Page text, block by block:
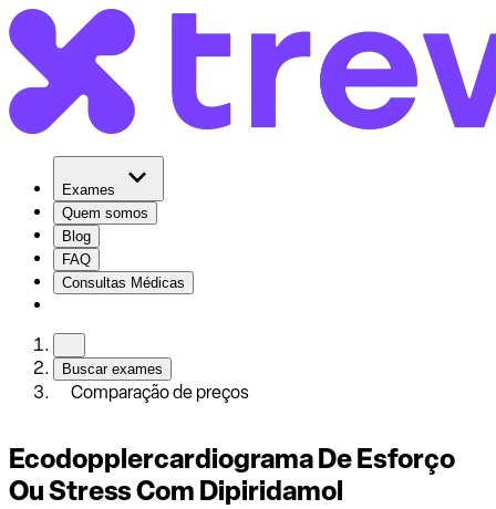
Exames
Quem somos
Blog
FAQ
Consultas Médicas
Buscar exames
Comparação de preços
Ecodopplercardiograma De Esforço
Ou Stress Com Dipiridamol